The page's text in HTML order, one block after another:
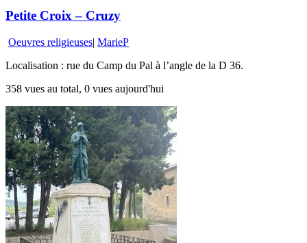
Petite Croix – Cruzy
Oeuvres religieuses| MarieP
Localisation : rue du Camp du Pal à l’angle de la D 36.
358 vues au total, 0 vues aujourd'hui